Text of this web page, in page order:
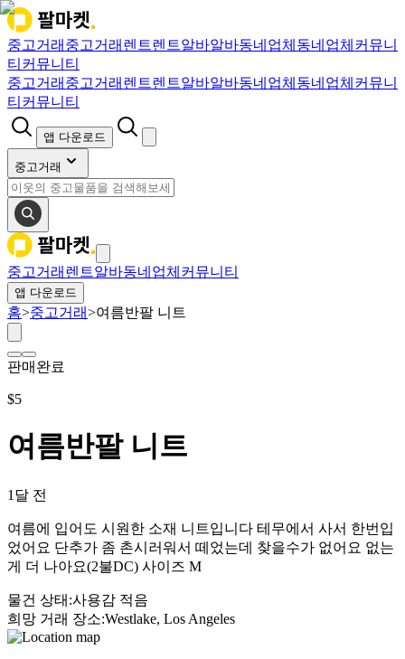
중고거래 중고거래 렌트렌트알바알바동네업체 동네업체 커뮤니
티 커뮤니티
중고거래 중고거래 렌트렌트알바알바동네업체 동네업체 커뮤니
티 커뮤니티
앱 다운로드
중고거래
중고거래 렌트알바동네업체 커뮤니티
앱 다운로드
홈>중고거래>여름반팔 니트
판매완료
$5
여름반팔 니트
1달 전
여름에 입어도 시원한 소재 니트입니다 테무에서 사서 한번입
었어요 단추가 좀 촌시러워서 떼었는데 찾을수가 없어요 없는
게 더 나아요(2불DC) 사이즈 M
물건 상태 :사용감 적음
희망 거래 장소:Westlake, Los Angeles